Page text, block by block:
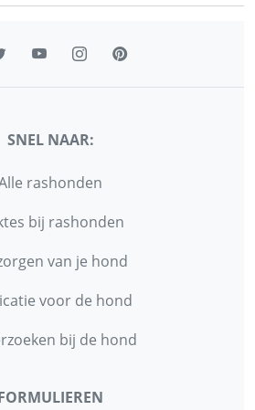
SNEL NAAR:
rashonden
bij rashonden
van je hond
voor de hond
bij de hond